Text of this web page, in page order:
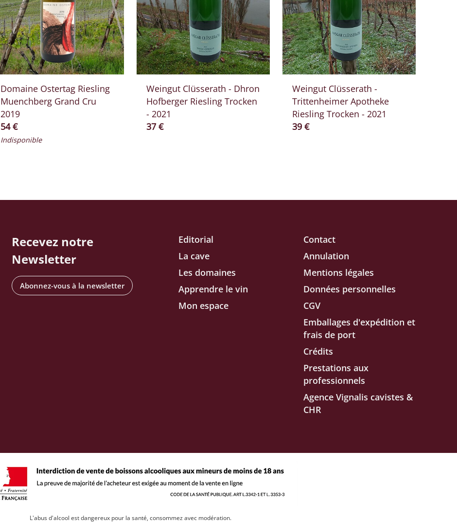
Domaine Ostertag Riesling
Muenchberg Grand Cru
2019
Prix ​​actuel
54 €
Indisponible
Weingut Clüsserath - Dhron
Hofberger Riesling Trocken
- 2021
Prix ​​actuel
37 €
Weingut Clüsserath -
Trittenheimer Apotheke
Riesling Trocken - 2021
Prix ​​actuel
39 €
Recevez notre
Newsletter
Abonnez-vous à la newsletter
Editorial
La cave
Les domaines
Apprendre le vin
Mon espace
Contact
Annulation
Mentions légales
Données personnelles
CGV
Emballages d'expédition et
frais de port
Crédits
Prestations aux
professionnels
Agence Vignalis cavistes &
CHR
L'abus d'alcool est dangereux pour la santé, consommez avec modération.